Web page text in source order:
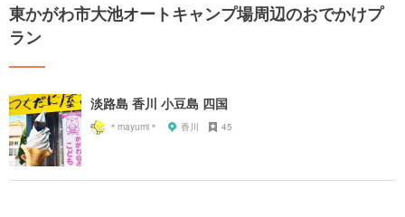
東かがわ市大池オートキャンプ場周辺のおでかけプ
ラン
淡路島 香川 小豆島 四国
＊mayumi＊ 香川 45